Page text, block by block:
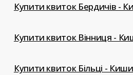
Купити квиток Бердичів -
Купити квиток Вінниця -
Купити квиток Більці -